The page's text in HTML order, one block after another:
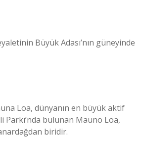
Büyük Adası’nın güneyinde
Loa, dünyanın en büyük aktif
Parkı’nda bulunan Mauno Loa,
biridir.